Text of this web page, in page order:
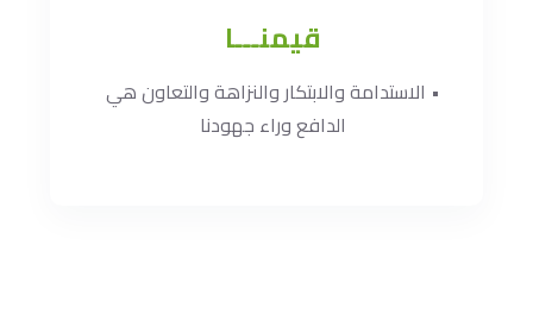
قيمنـــا
• الاستدامة والابتكار والنزاهة والتعاون هي
الدافع وراء جهودنا